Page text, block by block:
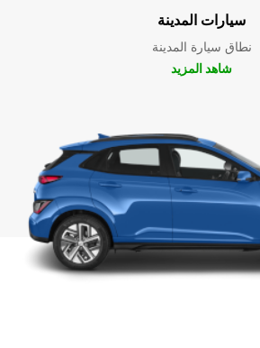
سيارات المدينة
نطاق سيارة المدينة
شاهد المزيد